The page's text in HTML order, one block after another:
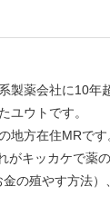
製薬会社に10年
ユウトです。
地方在住MRです
がキッカケで薬
の殖やす方法